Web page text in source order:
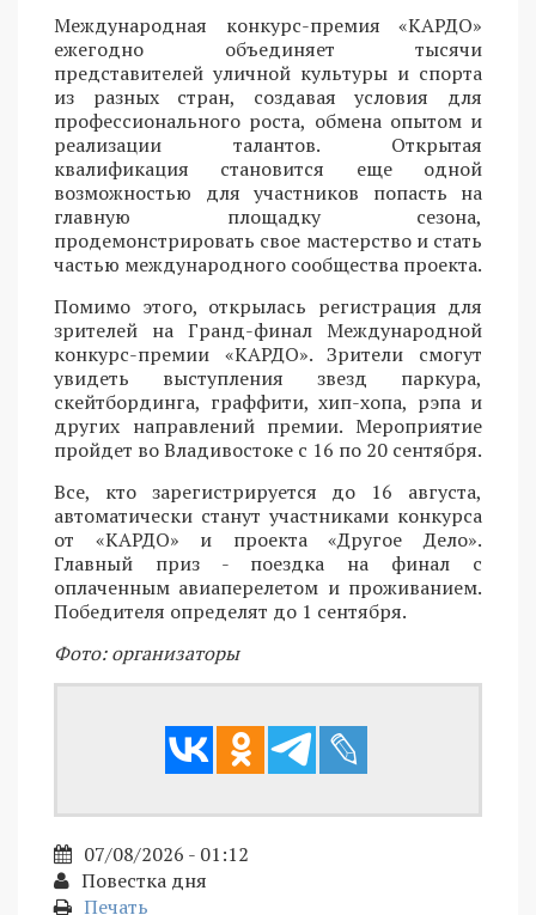
Международная конкурс-премия «КАРДО»
ежегодно объединяет тысячи
представителей уличной культуры и спорта
из разных стран, создавая условия для
профессионального роста, обмена опытом и
реализации талантов. Открытая
квалификация становится еще одной
возможностью для участников попасть на
главную площадку сезона,
продемонстрировать свое мастерство и стать
частью международного сообщества проекта.
Помимо этого, открылась регистрация для
зрителей на Гранд-финал Международной
конкурс-премии «КАРДО». Зрители смогут
увидеть выступления звезд паркура,
скейтбординга, граффити, хип-хопа, рэпа и
других направлений премии. Мероприятие
пройдет во Владивостоке с 16 по 20 сентября.
Все, кто зарегистрируется до 16 августа,
автоматически станут участниками конкурса
от «КАРДО» и проекта «Другое Дело».
Главный приз - поездка на финал с
оплаченным авиаперелетом и проживанием.
Победителя определят до 1 сентября.
Фото: организаторы
07/08/2026 - 01:12
Повестка дня
Печать